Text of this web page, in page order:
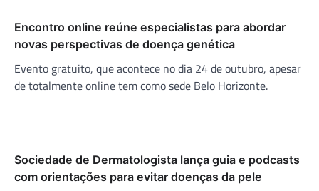
Encontro online reúne especialistas para abordar
novas perspectivas de doença genética
Evento gratuito, que acontece no dia 24 de outubro, apesar
de totalmente online tem como sede Belo Horizonte.
Sociedade de Dermatologista lança guia e podcasts
com orientações para evitar doenças da pele